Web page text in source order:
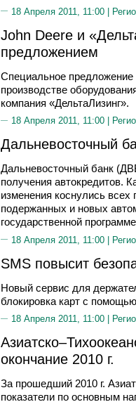
18 Апреля 2011, 11:00 |
John Deere и
предложением
Специальное
производстве
компания «ДельтаЛизинг».
18 Апреля 2011, 11:00 |
Дальневосточный
Дальневосточный банк
получения автокредитов.
изменения коснулись всех
подержанных и новых
государственной
18 Апреля 2011, 11:00 |
SMS повысит
Новый сервис для
блокировка карт с
18 Апреля 2011, 11:00 |
окончание 2010 г.
За прошедший 2010 г.
показатели по основным